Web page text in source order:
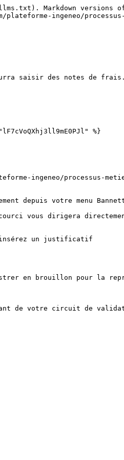
Markdown versions of
ingeneo/
saisir des notes de frais.
%}
ingeneo/processus-
depuis votre menu
vous dirigera
insérez un justificatif
en brouillon pour la
de votre circuit de